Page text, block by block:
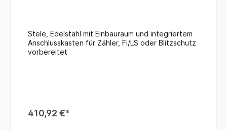
Stele, Edelstahl mit Einbauraum und integriertem
Anschlusskasten für Zähler, Fi/LS oder Blitzschutz
vorbereitet
410,92 €*